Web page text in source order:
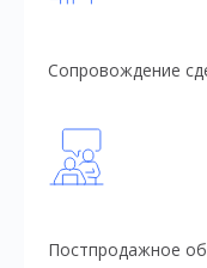
Сопровождение
Постпродажное